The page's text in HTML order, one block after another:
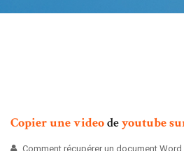
Copierunevideodeyoutube
Comment récupérer un document